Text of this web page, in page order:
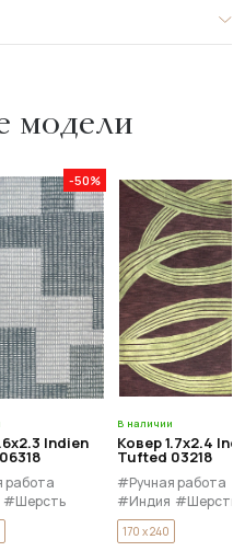
модели
-50%
Indien
работа
#Шерсть
В наличии
Ковер 1.7x2.4
Tufted 03218
#Ручная работа
#Индия #Шерсть
170 x 240